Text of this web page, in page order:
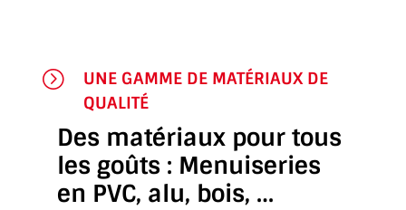
=
UNE GAMME DE MATÉRIAUX DE
QUALITÉ
Des matériaux pour tous
les goûts : Menuiseries
en PVC, alu, bois, …